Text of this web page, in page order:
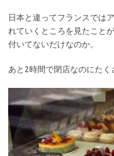
日本と違ってフランスでは
れていくところを見たこと
付いてないだけなのか。
あと2時間で閉店なのにたく